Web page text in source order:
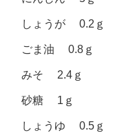
しょうが 0.2ｇ
ごま油 0.8ｇ
みそ 2.4ｇ
砂糖 1ｇ
しょうゆ 0.5ｇ